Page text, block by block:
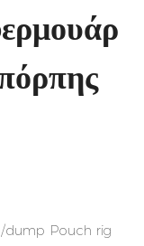
Pouch rig